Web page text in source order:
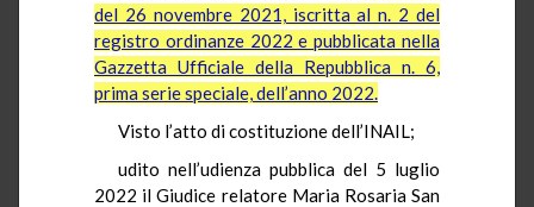
del 26 novembre 2021, iscritta al n. 2 del
registro ordinanze 2022 e pubblicata nella
Gazzetta Ufficiale della Repubblica n. 6,
prima serie speciale, dell’anno 2022.
Visto l’atto di costituzione dell’INAIL;
udito nell’udienza pubblica del 5 luglio
2022 il Giudice relatore Maria Rosaria San